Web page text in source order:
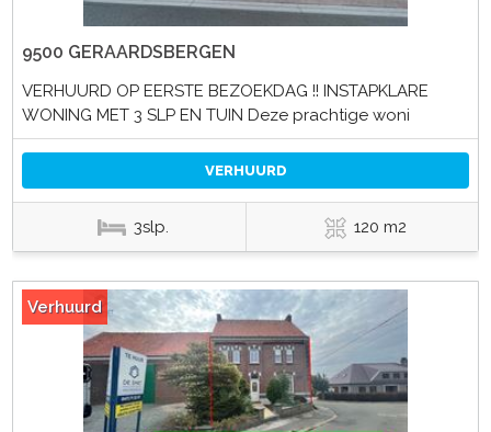
9500 GERAARDSBERGEN
VERHUURD OP EERSTE BEZOEKDAG !! INSTAPKLARE
WONING MET 3 SLP EN TUIN Deze prachtige woni
VERHUURD
3slp. 120 m2
Verhuurd